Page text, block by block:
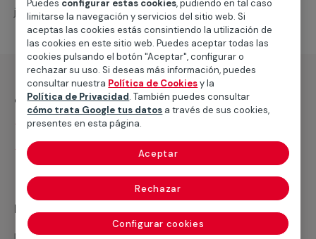
jardín.
¿Qué incluye?
Desplazamiento
Presupuesto gratis y sin compromiso
Recuerda que en MULTIMAP
Puedes configurar estas cookies, pudiendo en tal caso
limitarse la navegación y servicios del sitio web. Si
aceptas las cookies estás consintiendo la utilización de
las cookies en este sitio web. Puedes aceptar todas las
cookies pulsando el botón "Aceptar", configurar o
rechazar su uso. Si deseas más información, puedes
consultar nuestra Política de Cookiesy la
Política de Privacidad. También puedes consultar
cómo trata Google tus datos a través de sus cookies,
presentes en esta página.
Configurar cookies
Rechazar
Aceptar